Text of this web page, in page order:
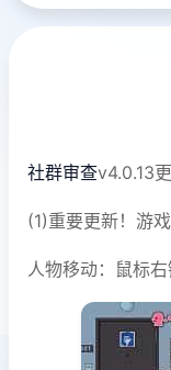
社群审查v4.0.13
(1)重要更新！游
人物移动：鼠标